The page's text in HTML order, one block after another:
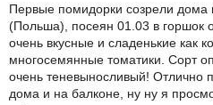
Первые помидорки созрели дома
(Польша), посеян 01.03 в горшок
очень вкусные и сладенькие как
многосемянные томатики. Сорт
очень теневыносливый! Отлично
дома и на балконе, ну ну я